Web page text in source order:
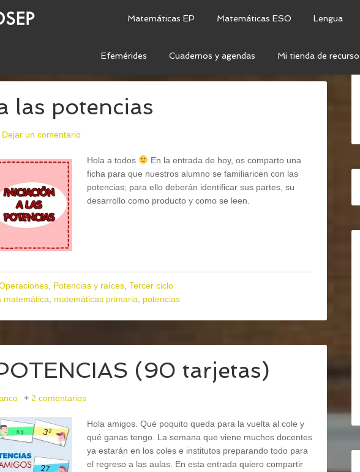
Matemáticas EP Matemáticas ESO Lengua
Efemérides Cuadernos y agendas Mi tienda de
/POTENCIAS Y RAÍCES
las potencias
Dejar un comentario
Hola a todos
En la entrada de hoy, os comparto una
ficha para que nuestros alumno se familiaricen con las
potencias; para ello deberán identificar sus partes, su
desarrollo como producto y como se leen.
Potencias y raíces Tercer ciclo
matemática matemáticas primaria potencias
(90 tarjetas)
2 comentarios
Hola amigos. Qué poquito queda para la vuelta al cole y
qué ganas tengo. La semana que viene muchos docentes
ya estarán en los coles e institutos preparando todo para
el regreso a las aulas. En esta entrada quiero compartir